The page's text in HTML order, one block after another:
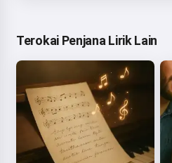
Terokai Penjana Lirik Lain